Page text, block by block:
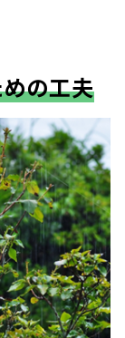
の工夫